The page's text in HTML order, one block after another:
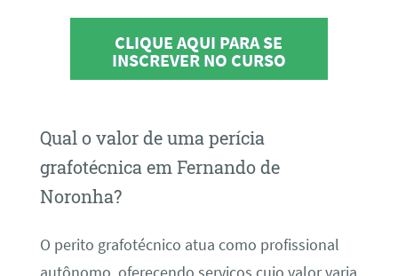
CLIQUE AQUI PARA SE
INSCREVER NO CURSO
Qual o valor de uma perícia
grafotécnica em Fernando de
Noronha?
O perito grafotécnico atua como profissional